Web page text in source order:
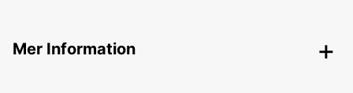
Mer Information